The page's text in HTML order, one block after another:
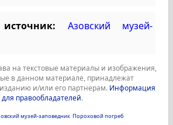
Азовский музей-
на текстовые материалы и изображения,
в данном материале, принадлежат
и/или его партнерам. Информация
для правообладателей.
музей-заповедник Пороховой погреб